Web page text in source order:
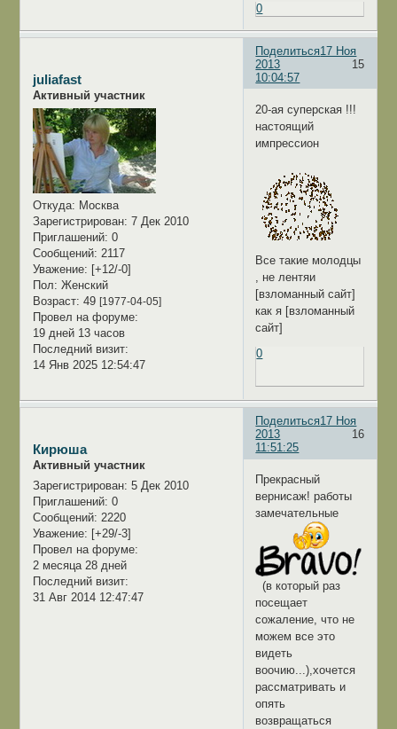
0
Поделиться
15
17 Ноя
2013
10:04:57
juliafast
Активный участник
Откуда: Москва
Зарегистрирован: 7 Дек 2010
Приглашений: 0
Сообщений: 2117
Уважение: [+12/-0]
Пол: Женский
Возраст: 49 [1977-04-05]
Провел на форуме:
19 дней 13 часов
Последний визит:
14 Янв 2025 12:54:47
20-ая суперская !!!
настоящий
импрессион
Все такие молодцы
, не лентяи
[взломанный сайт]
как я [взломанный
сайт]
0
Поделиться
16
17 Ноя
2013
11:51:25
Кирюша
Активный участник
Зарегистрирован: 5 Дек 2010
Приглашений: 0
Сообщений: 2220
Уважение: [+29/-3]
Провел на форуме:
2 месяца 28 дней
Последний визит:
31 Авг 2014 12:47:47
Прекрасный
вернисаж! работы
замечательные
(в который раз
посещает
сожаление, что не
можем все это
видеть
воочию...),хочется
рассматривать и
опять
возвращаться